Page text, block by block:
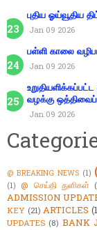
புதிய ஓய்வூதிய
Jan 09 2026
பள்ளி காலை
Jan 09 2026
வழக்கு
Jan 09 2026
@ BREAKING NEWS (1)
(1) @ செய்தி துளிகள்
ADMISSION
KEY (21) ARTICLES
UPDATES (8) BANK